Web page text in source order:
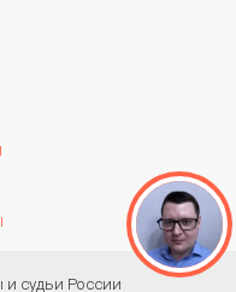
и судьи России